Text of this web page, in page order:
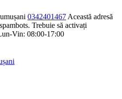
0342401467 Această adresă
Trebuie să activați
Vin: 08:00-17:00